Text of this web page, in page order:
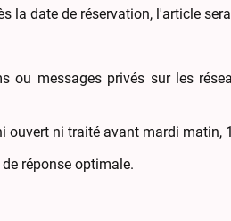
la date de réservation, l'article
ou messages privés sur les
ouvert ni traité avant mardi matin,
réponse optimale.